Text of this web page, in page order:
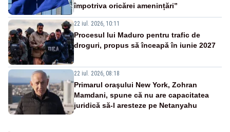
împotriva oricărei amenințări”
22 iul. 2026, 10:11
Procesul lui Maduro pentru trafic de
droguri, propus să înceapă în iunie 2027
22 iul. 2026, 08:18
Primarul oraşului New York, Zohran
Mamdani, spune că nu are capacitatea
juridică să-l aresteze pe Netanyahu